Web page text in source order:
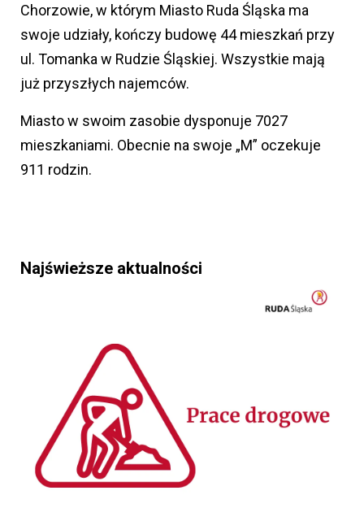
Chorzowie, w którym Miasto Ruda Śląska ma
swoje udziały, kończy budowę 44 mieszkań przy
ul. Tomanka w Rudzie Śląskiej. Wszystkie mają
już przyszłych najemców.
Miasto w swoim zasobie dysponuje 7027
mieszkaniami. Obecnie na swoje „M” oczekuje
911 rodzin.
Najświeższe aktualności